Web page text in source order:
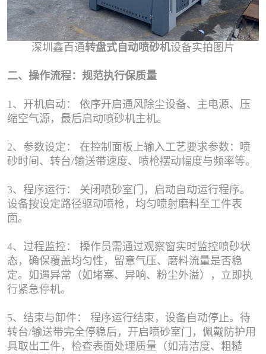
深圳鑫百通转盘式自动喷砂机设备实拍图片
二、操作流程：规范执行保质量
1、开机启动： 依序开启通风除尘设备、主电源、压
缩空气源，最后启动喷砂机主机。
2、参数设定： 在控制面板上输入工艺要求参数：喷
砂时间、转台/输送带速度、喷枪摆动幅度与频率等。
3、程序运行： 关闭喷砂室门，启动自动运行程序。
设备按设定路径驱动喷枪，均匀喷射磨料至工件表
面。
4、过程监控： 操作员需通过观察窗实时监控喷砂状
态，确保覆盖均匀性，留意气压、磨料流量是否稳
定。如遇异常（如堵塞、异响、粉尘外溢），立即执
行紧急停机。
5、结束与卸件： 程序运行结束，设备自动停止。待
转台/输送带完全停稳后，开启喷砂室门，佩戴防护用
具取出工件，检查表面处理质量（如清洁度、粗糙